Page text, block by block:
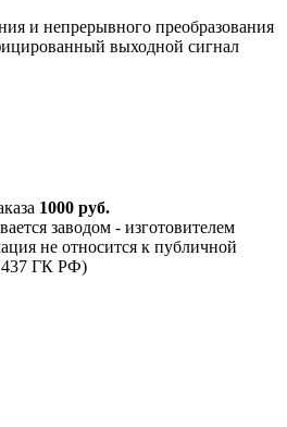
и непрерывного преобразования
выходной сигнал
1000 руб.
заводом - изготовителем
не относится к публичной
437 ГК РФ)